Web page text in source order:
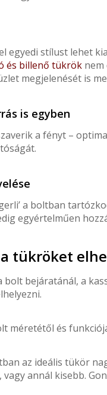
egyedi stílust lehet
és billenő tükrök
megjelenését is
is egyben
a fényt –
a boltban
egyértelműen
tükröket
bolt bejáratánál, a
méretétől és
az ideális tükör
vagy annál kisebb.